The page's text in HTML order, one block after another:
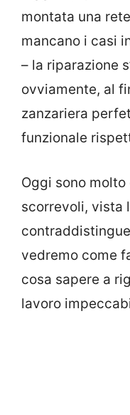
montata una
mancano i casi
– la riparazione
ovviamente, al
zanzariera
funzionale
Oggi sono
scorrevoli, vista
vedremo come
cosa sapere a
lavoro